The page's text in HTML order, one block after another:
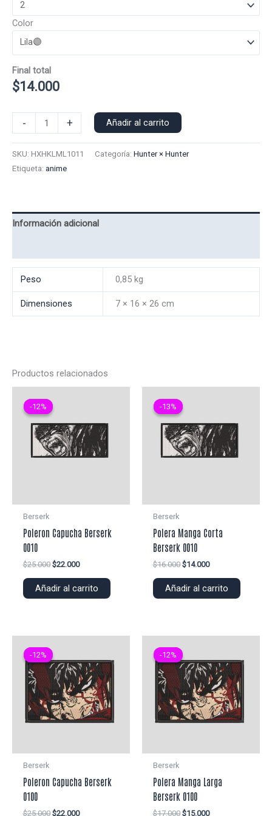
Color
Final total
$14.000
-
Manga
+ Añadir al carrito
SKU: HXHKLML1011 Categoría: Hunter × Hunter
Etiqueta: anime
Información adicional
Peso 0,85 kg
Dimensiones 7 × 16 × 26 cm
Productos relacionados
-12%
-12%
Berserk
Poleron Capucha Berserk
0010
$25.000 El
original
$22.000El
actual
Añadir al carrito
-13%
-13%
Berserk
Polera Manga Corta
Berserk 0010
$16.000 El
original
$14.000El
actual
Añadir al carrito
-12%
-12%
Berserk
Poleron Capucha Berserk
0100
$25.000 El
$22.000El
-12%
-12%
Berserk
Polera Manga Larga
Berserk 0100
$17.000 El
$15.000El